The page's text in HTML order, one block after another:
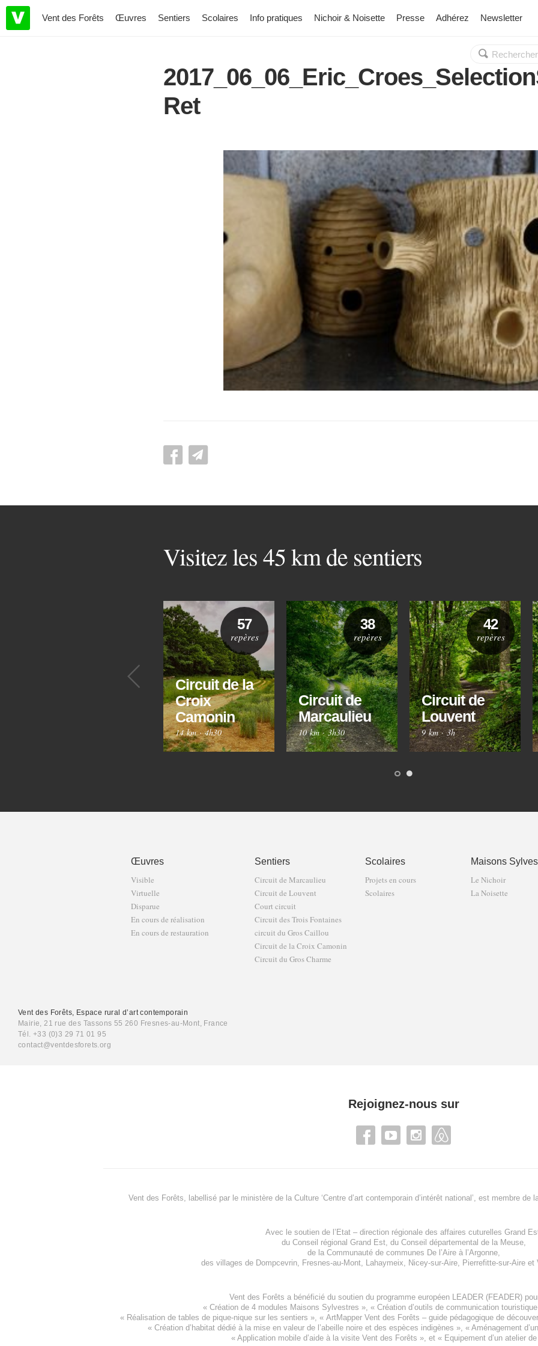
Vent des Forêts Œuvres Sentiers Scolaires Info pratiques Nichoir & Noisette Presse Adhérez Newsletter
Rechercher :
OK
Ret
Visitez les 45 km de sentiers
Précédent
Circuit de la
Croix
Camonin
14 km·4h30
57
repères
Circuit de
Marcaulieu
10 km·3h30
38
repères
Circuit de
Louvent
9 km·3h
42
repères
Œuvres
Visible
Virtuelle
Disparue
En cours de réalisation
En cours de restauration
Sentiers
Circuit de Marcaulieu
Circuit de Louvent
Court circuit
Circuit des Trois Fontaines
circuit du Gros Caillou
Circuit de la Croix Camonin
Circuit du Gros Charme
Scolaires
Projets en cours
Scolaires
Maisons
Le Nichoir
La Noisette
Vent des Forêts, Espace rural d’art contemporain
Mairie, 21 rue des Tassons 55 260 Fresnes-au-Mont, France
Tél. +33 (0)3 29 71 01 95
contact@ventdesforets.org
Rejoignez-nous sur
Vent des Forêts, labellisé par le ministère de la Culture ‘Centre d’art contemporain d’intérêt national’, est membre de
Avec le soutien de l’ Etat – direction régionale des affaires cuturelles Grand
du Conseil régional Grand Est, du Conseil départemental de la Meuse,
de la Communauté de communes De l’Aire à l’Argonne,
des villages de Dompcevrin, Fresnes-au-Mont, Lahaymeix, Nicey-sur-Aire, Pierrefitte-sur-Aireet
Vent des Forêts a bénéficié du soutien du programme européen LEADER (FEADER)
« Création de 4 modules Maisons Sylvestres », « Création d’outils de communication
« Réalisation de tables de pique-nique sur les sentiers », « ArtMapper Vent des Forêts – guide pédagogique de
« Création d’habitat dédié à la mise en valeur de l’abeille noire et des espèces indigènes », « Aménagement
« Application mobile d’aide à la visite Vent des Forêts », et « Equipement d’un atelier